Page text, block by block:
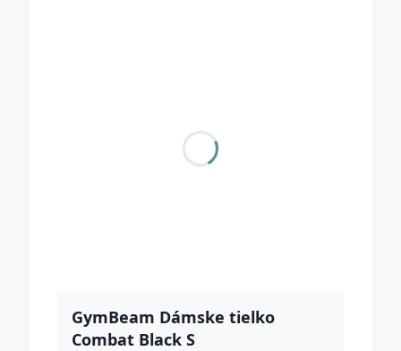
GymBeam Dámske tielko
Combat Black S